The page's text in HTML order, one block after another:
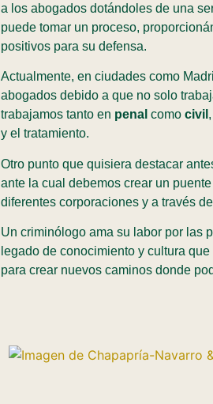
a los abogados dotándoles de una
puede tomar un proceso,
positivos para su defensa.
Actualmente, en ciudades como
abogados debido a que no solo
trabajamos tanto en penal como civil
y el tratamiento.
Otro punto que quisiera destacar
ante la cual debemos crear un
diferentes corporaciones y a través
Un criminólogo ama su labor por las
legado de conocimiento y cultura
para crear nuevos caminos donde